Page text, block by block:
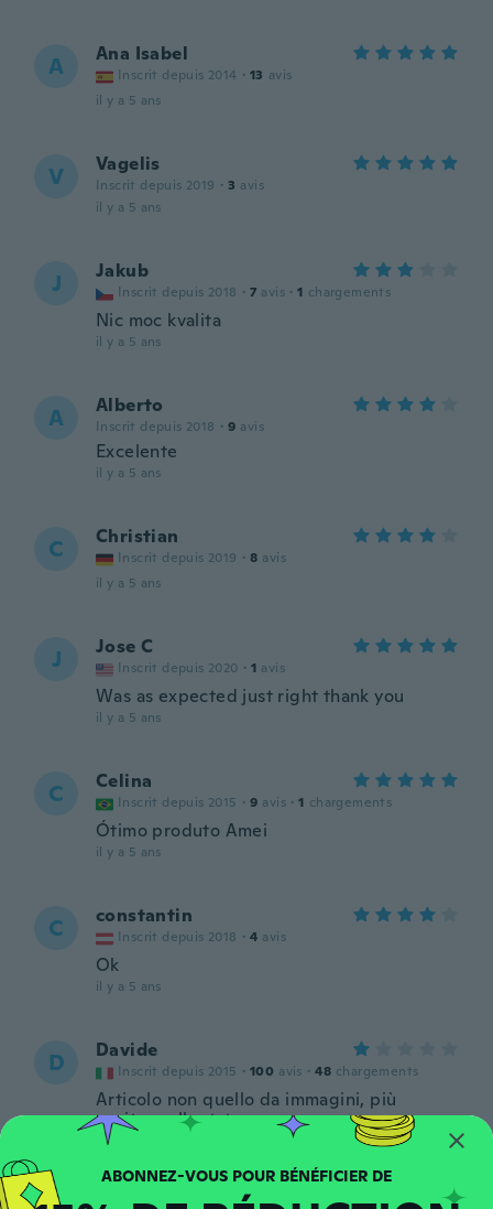
A Ana Isabel
Inscrit depuis 2014 · 13 avis
il y a 5 ans
V Vagelis
Inscrit depuis 2019 · 3 avis
il y a 5 ans
J Jakub
Inscrit depuis 2018 · 7 avis · 1 chargements
Nic moc kvalita
il y a 5 ans
A Alberto
Inscrit depuis 2018 · 9 avis
Excelente
il y a 5 ans
C Christian
Inscrit depuis 2019 · 8 avis
il y a 5 ans
J Jose C
Inscrit depuis 2020 · 1 avis
Was as expected just right thank you
il y a 5 ans
C Celina
Inscrit depuis 2015 · 9 avis · 1 chargements
Ótimo produto Amei
il y a 5 ans
C constantin
Inscrit depuis 2018 · 4 avis
Ok
il y a 5 ans
D Davide
Inscrit depuis 2015 · 100 avis · 48 chargements
Articolo non quello da immagini, più
cuciture allentate
il y a 5 ans
Samuele